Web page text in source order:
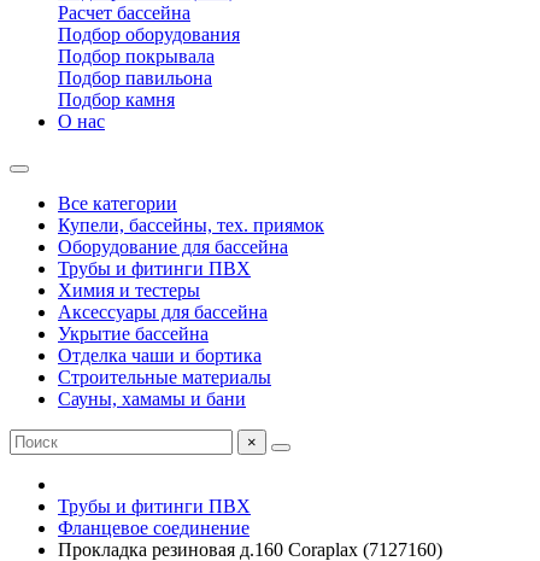
Расчет бассейна
Подбор оборудования
Подбор покрывала
Подбор павильона
Подбор камня
О нас
Все категории
Купели, бассейны, тех. приямок
Оборудование для бассейна
Трубы и фитинги ПВХ
Химия и тестеры
Аксессуары для бассейна
Укрытие бассейна
Отделка чаши и бортика
Строительные материалы
Сауны, хамамы и бани
×
Трубы и фитинги ПВХ
Фланцевое соединение
Прокладка резиновая д.160 Coraplax (7127160)